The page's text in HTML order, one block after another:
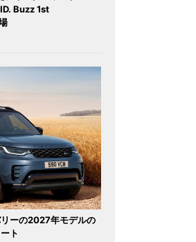
Buzz 1st
ーの2027年モデルの
ト